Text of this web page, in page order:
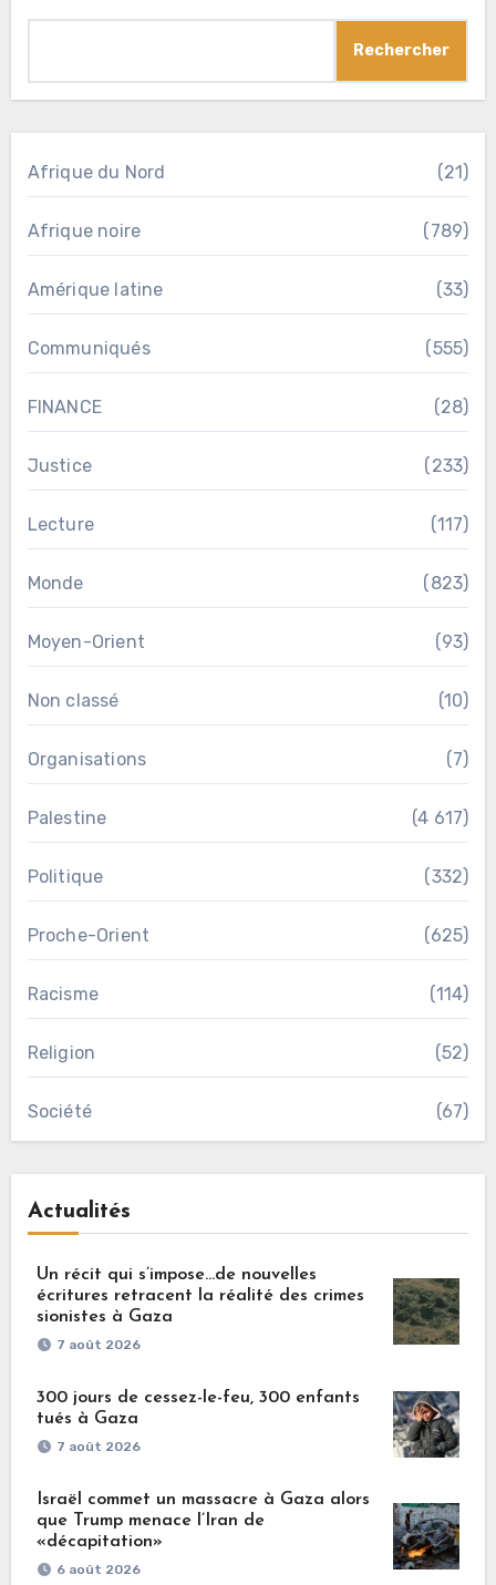
Rechercher
Afrique du Nord (21)
Afrique noire (789)
Amérique latine (33)
Communiqués (555)
FINANCE (28)
Justice (233)
Lecture (117)
Monde (823)
Moyen-Orient (93)
Non classé (10)
Organisations (7)
Palestine (4 617)
Politique (332)
Proche-Orient (625)
Racisme (114)
Religion (52)
Société (67)
Actualités
Un récit qui s’impose…de nouvelles
écritures retracent la réalité des crimes
sionistes à Gaza
7 août 2026
300 jours de cessez-le-feu, 300 enfants
tués à Gaza
7 août 2026
Israël commet un massacre à Gaza alors
que Trump menace l’Iran de
«décapitation»
6 août 2026